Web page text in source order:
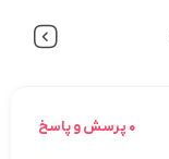
0 پرسش و پاسخ